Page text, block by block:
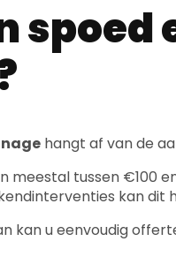
hangt af van de
meestal tussen €100
kan dit
kan u eenvoudig